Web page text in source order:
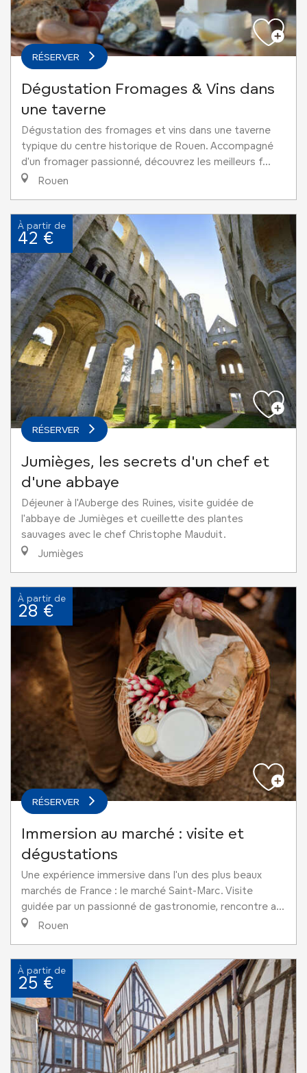
RÉSERVER
Dégustation Fromages & Vins dans
une taverne
Dégustation des fromages et vins dans une taverne
typique du centre historique de Rouen. Accompagné
d'un fromager passionné, découvrez les meilleurs f...
Rouen
À partir de
42 €
RÉSERVER
Jumièges, les secrets d'un chef et
d'une abbaye
Déjeuner à l'Auberge des Ruines, visite guidée de
l'abbaye de Jumièges et cueillette des plantes
sauvages avec le chef Christophe Mauduit.
Jumièges
À partir de
28 €
RÉSERVER
Immersion au marché : visite et
dégustations
Une expérience immersive dans l'un des plus beaux
marchés de France : le marché Saint-Marc. Visite
guidée par un passionné de gastronomie, rencontre a...
Rouen
À partir de
25 €